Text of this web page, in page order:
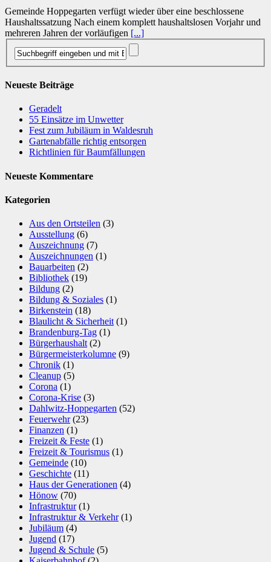
Gemeinde Hoppegarten verfügt wieder über eine beschlossene
Haushaltssatzung Nach einem komplett haushaltslosen Vorjahr und
mehreren Jahren der vorläufigen [...]
Neueste Beiträge
Geradelt
​55 Einsätze im Unwetter
Fest zum Jubiläum in Waldesruh
Gartenabfälle richtig entsorgen
Richtlinien für Baumfällungen
Neueste Kommentare
Kategorien
Aus den Ortsteilen (3)
Ausstellung (6)
Auszeichnung (7)
Auszeichnungen (1)
Bauarbeiten (2)
Bibliothek (19)
Bildung (2)
Bildung & Soziales (1)
Birkenstein (18)
Blaulicht & Sicherheit (1)
Brandenburg-Tag (1)
Bürgerhaushalt (2)
Bürgermeisterkolumne (9)
Chronik (1)
Cleanup (5)
Corona (1)
Corona-Krise (3)
Dahlwitz-Hoppegarten (52)
Feuerwehr(23)
Finanzen (1)
Freizeit & Feste (1)
Freizeit & Tourismus (1)
Gemeinde (10)
Geschichte (11)
Haus der Generationen (4)
Hönow (70)
Infrastruktur(1)
Infrastruktur & Verkehr(1)
Jubiläum (4)
Jugend (17)
Jugend & Schule (5)